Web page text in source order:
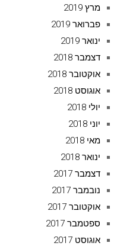
מרץ 2019
פברואר 2019
ינואר 2019
דצמבר 2018
אוקטובר 2018
אוגוסט 2018
יולי 2018
יוני 2018
מאי 2018
ינואר 2018
דצמבר 2017
נובמבר 2017
אוקטובר 2017
ספטמבר 2017
אוגוסט 2017